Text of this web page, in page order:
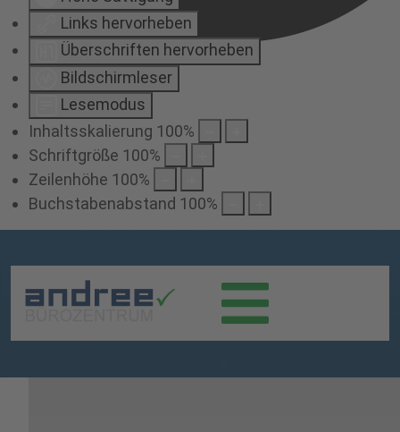
Links hervorheben
Überschriften hervorheben
Bildschirmleser
Lesemodus
Inhaltsskalierung 100%
Schriftgröße 100%
Zeilenhöhe 100%
Buchstabenabstand 100%